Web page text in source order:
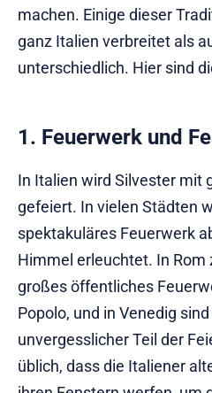
machen. Einige dieser
ganz Italien verbreitet als
unterschiedlich. Hier sind
1. Feuerwerk und
In Italien wird Silvester mit
gefeiert. In vielen Städten
spektakuläres Feuerwerk
Himmel erleuchtet. In Rom
großes öffentliches
Popolo, und in Venedig
unvergesslicher Teil der
üblich, dass die Italiener